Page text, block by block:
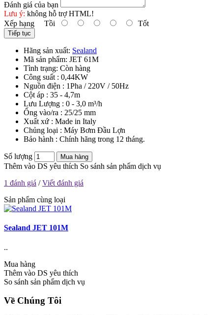
Đánh giá của bạn
Lưu ý: không hỗ trợ HTML!
Xếp hạng Tồi Tốt
Tiếp tục
Hãng sản xuất: Sealand
Mã sản phẩm: JET 61M
Tình trạng: Còn hàng
Công suất : 0,44KW
Nguồn điện : 1Pha / 220V / 50Hz
Cột áp : 35 - 4,7m
Lưu Lượng : 0 - 3,0 m³/h
Ống vào/ra : 25/25 mm
Xuất xứ : Made in Italy
Chủng loại : Máy Bơm Đầu Lợn
Bảo hành : Chính hãng trong 12 tháng.
Số lượng Mua hàng
Thêm vào DS yêu thích So sánh sản phẩm dịch vụ
1 đánh giá /Viết đánh giá
Sản phẩm cùng loại
Sealand JET 101M
..
Mua hàng
Thêm vào DS yêu thích
So sánh sản phẩm dịch vụ
Về Chúng Tôi